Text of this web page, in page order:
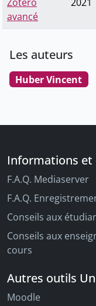
avancé
Les auteurs
Huber Vincent
Informations et
F.A.Q. Mediaserver
F.A.Q.
Conseils aux
Conseils aux
cours
Autres outils
Moodle